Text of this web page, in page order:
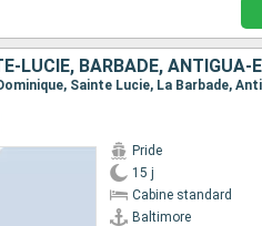
Pride
15 j
Cabine standard
Baltimore